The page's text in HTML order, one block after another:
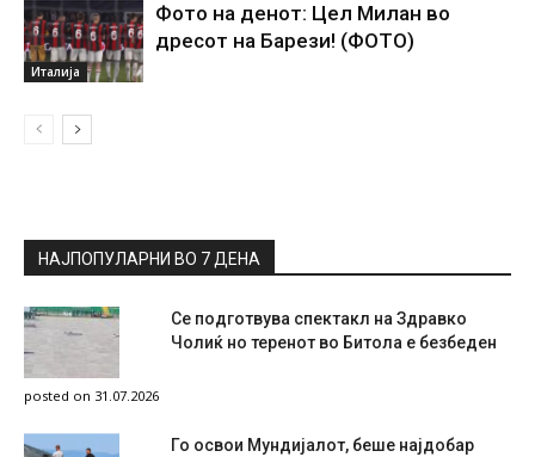
Италија
Фото на денот: Цел Милан во
дресот на Барези! (ФОТО)
НАЈПОПУЛАРНИ ВО 7 ДЕНА
Се подготвува спектакл на Здравко
Чолиќ но теренот во Битола е безбеден
posted on 31.07.2026
Го освои Мундијалот, беше најдобар